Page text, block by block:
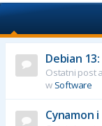
Debian
Ostatni post
w Software
Cynamon